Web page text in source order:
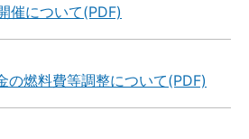
催について(PDF)
燃料費等調整について(PDF)